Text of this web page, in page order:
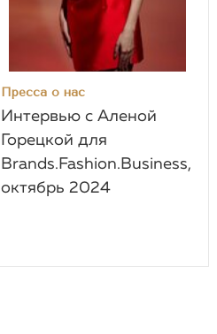
Пресса о нас
Интервью c Аленой
Горецкой для
Brands.Fashion.Business,
октябрь 2024